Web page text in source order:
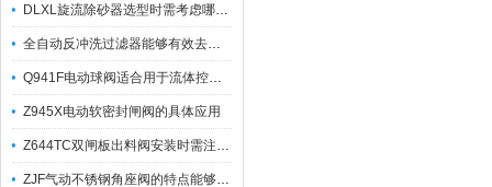
DLXL旋流除砂器选型时需考虑哪些因素？
全自动反冲洗过滤器能够有效去除不同粒径的固体杂
Q941F电动球阀适合用于流体控制需要迅速反应的场合
Z945X电动软密封闸阀的具体应用
Z644TC双闸板出料阀安装时需注意哪些事项？
ZJF气动不锈钢角座阀的特点能够稳定地控制介质流量